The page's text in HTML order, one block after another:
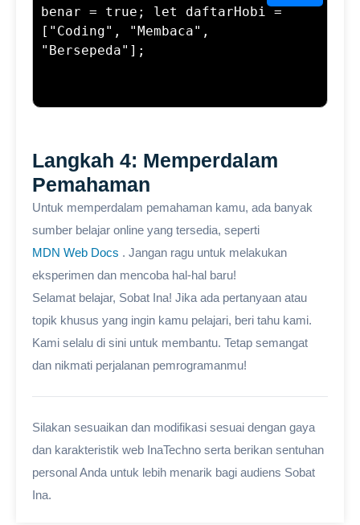
benar = true; let daftarHobi =
["Coding", "Membaca",
"Bersepeda"];
Langkah 4: Memperdalam
Pemahaman
Untuk memperdalam pemahaman kamu, ada banyak
sumber belajar online yang tersedia, seperti
MDN Web Docs . Jangan ragu untuk melakukan
eksperimen dan mencoba hal-hal baru!
Selamat belajar, Sobat Ina! Jika ada pertanyaan atau
topik khusus yang ingin kamu pelajari, beri tahu kami.
Kami selalu di sini untuk membantu. Tetap semangat
dan nikmati perjalanan pemrogramanmu!
Silakan sesuaikan dan modifikasi sesuai dengan gaya
dan karakteristik web InaTechno serta berikan sentuhan
personal Anda untuk lebih menarik bagi audiens Sobat
Ina.